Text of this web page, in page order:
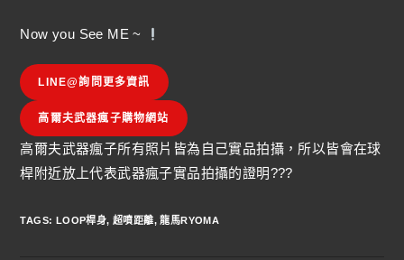
Now you See ME ~
LINE@詢問更多資訊
高爾夫武器瘋子購物網站
高爾夫武器瘋子所有照片皆為自己實品拍攝，所以皆會在球
桿附近放上代表武器瘋子實品拍攝的證明???
TAGS: LOOP桿身, 超噴距離, 龍馬RYOMA